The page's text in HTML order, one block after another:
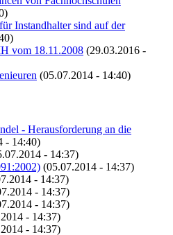
Instandhalter sind auf der
vom 18.11.2008 (29.03.2016 -
(05.07.2014 - 14:40)
- Herausforderung an die
- 14:40)
- 14:37)
(05.07.2014 - 14:37)
- 14:37)
- 14:37)
- 14:37)
- 14:37)
- 14:37)